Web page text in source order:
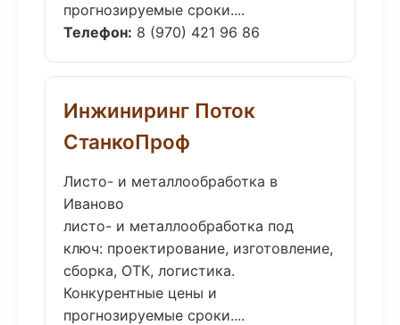
прогнозируемые сроки....
Телефон: 8 (970) 421 96 86
Инжиниринг Поток
СтанкоПроф
Листо- и металлообработка в
Иваново
листо- и металлообработка под
ключ: проектирование, изготовление,
сборка, ОТК, логистика.
Конкурентные цены и
прогнозируемые сроки....